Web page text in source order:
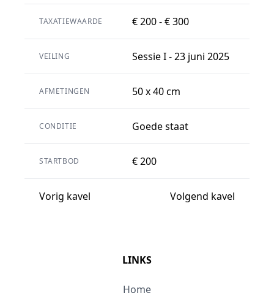
TAXATIEWAARDE € 200 - € 300
VEILING Sessie I - 23 juni 2025
AFMETINGEN 50 x 40 cm
CONDITIE Goede staat
STARTBOD € 200
Vorig kavel Volgend kavel
LINKS
Home